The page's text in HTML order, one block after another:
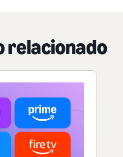
relacionado